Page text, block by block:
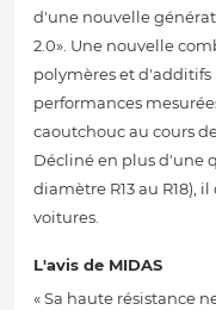
d'une nouvelle
2.0». Une nouvelle
polymères et d'additifs
performances
caoutchouc au cours
Décliné en plus d'une
diamètre R13 au R18),
voitures.
L'avis de MIDAS
« Sa haute résistance